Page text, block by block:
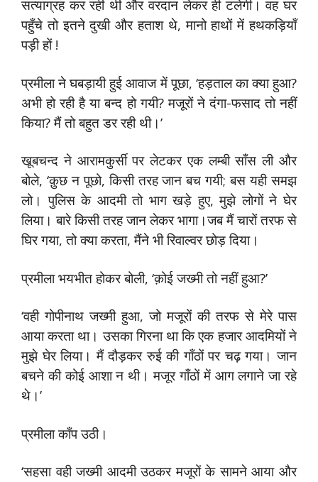
सत्याग्रह कर रही थी और वरदान लेकर ही टलेगी। वह घर
पहुँचे तो इतने दुखी और हताश थे, मानो हाथों में हथकड़ियाँ
पड़ी हों !
प्रमीला ने घबड़ायी हुई आवाज में पूछा, ‘हड़ताल का क्या हुआ?
अभी हो रही है या बन्द हो गयी? मजूरों ने दंगा-फसाद तो नहीं
किया? मैं तो बहुत डर रही थी।’
खूबचन्द ने आरामकुर्सी पर लेटकर एक लम्बी साँस ली और
बोले, ‘क़ुछ न पूछो, किसी तरह जान बच गयी; बस यही समझ
लो। पुलिस के आदमी तो भाग खड़े हुए, मुझे लोगों ने घेर
लिया। बारे किसी तरह जान लेकर भागा।जब मैं चारों तरफ से
घिर गया, तो क्या करता, मैंने भी रिवाल्वर छोड़ दिया।
प्रमीला भयभीत होकर बोली, ‘क़ोई जख्मी तो नहीं हुआ?’
‘वही गोपीनाथ जख्मी हुआ, जो मजूरों की तरफ से मेरे पास
आया करता था। उसका गिरना था कि एक हजार आदमियों ने
मुझे घेर लिया। मैं दौड़कर रुई की गाँठों पर चढ़ गया। जान
बचने की कोई आशा न थी। मजूर गाँठों में आग लगाने जा रहे
थे।’
प्रमीला काँप उठी।
‘सहसा वही जख्मी आदमी उठकर मजूरों के सामने आया और